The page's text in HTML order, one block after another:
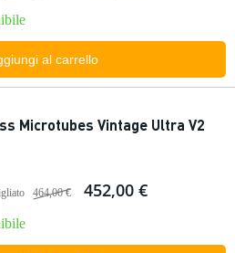
al carrello
Microtubes Vintage Ultra V2
464,00 € 452,00 €